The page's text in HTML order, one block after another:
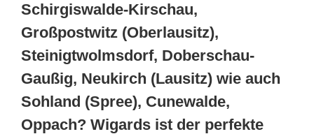
Schirgiswalde-Kirschau,
Großpostwitz (Oberlausitz),
Steinigtwolmsdorf, Doberschau-
Gaußig, Neukirch (Lausitz) wie auch
Sohland (Spree), Cunewalde,
Oppach? Wigards ist der perfekte